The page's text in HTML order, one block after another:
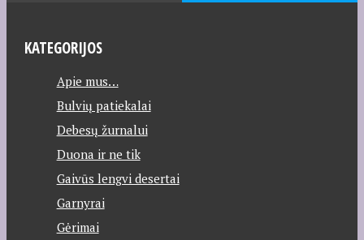
KATEGORIJOS
Apie mus…
Bulvių patiekalai
Debesų žurnalui
Duona ir ne tik
Gaivūs lengvi desertai
Garnyrai
Gėrimai